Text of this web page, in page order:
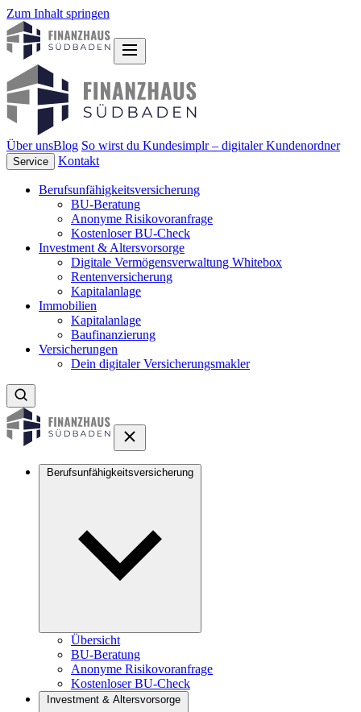
Zum Inhalt springen
Über unsBlog So wirst du Kundesimplr – digitaler Kundenordner
Service Kontakt
Berufsunfähigkeitsversicherung
BU-Beratung
Anonyme Risikovoranfrage
Kostenloser BU-Check
Investment & Altersvorsorge
Digitale Vermögensverwaltung Whitebox
Rentenversicherung
Kapitalanlage
Immobilien
Kapitalanlage
Baufinanzierung
Versicherungen
Dein digitaler Versicherungsmakler
Berufsunfähigkeitsversicherung
Übersicht
BU-Beratung
Anonyme Risikovoranfrage
Kostenloser BU-Check
Investment & Altersvorsorge